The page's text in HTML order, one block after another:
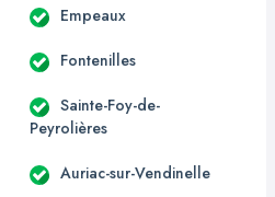
Empeaux
Fontenilles
Sainte-Foy-de-
Peyrolières
Auriac-sur-Vendinelle